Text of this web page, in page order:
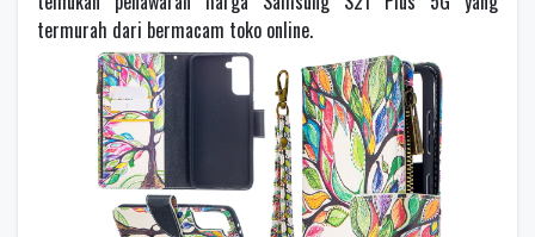
termurah dari bermacam toko online.